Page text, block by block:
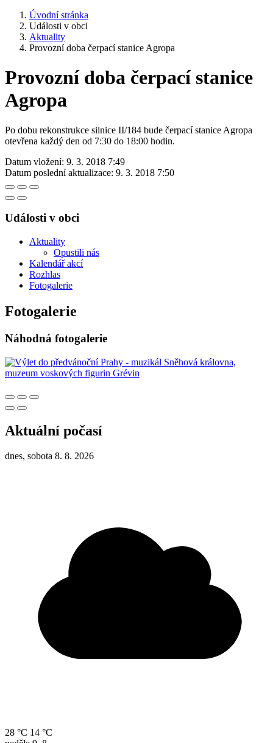
Úvodní stránka
Události v obci
Aktuality
Provozní doba čerpací stanice Agropa
Provozní doba čerpací stanice
Agropa
Po dobu rekonstrukce silnice II/184 bude čerpací stanice Agropa
otevřena každý den od 7:30 do 18:00 hodin.
Datum vložení: 9. 3. 2018 7:49
Datum poslední aktualizace: 9. 3. 2018 7:50
Události v obci
Aktuality
Opustili nás
Kalendář akcí
Rozhlas
Fotogalerie
Fotogalerie
Náhodná fotogalerie
Aktuální počasí
dnes, sobota 8. 8. 2026
28 °C 14 °C